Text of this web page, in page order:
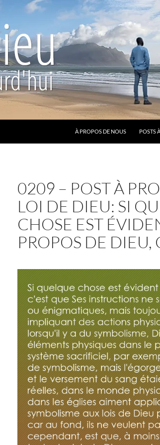
À PROPOS DE NOUS
POSTS
0209 – POST À
LOI DE DIEU: SI
CHOSE EST
PROPOS DE DIEU,